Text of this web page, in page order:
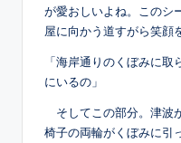
が愛おしいよね。このシ
屋に向かう道すがら笑顔
「海岸通りのくぼみに
にいるの」
そしてこの部分。津波
椅子の両輪がくぼみに引